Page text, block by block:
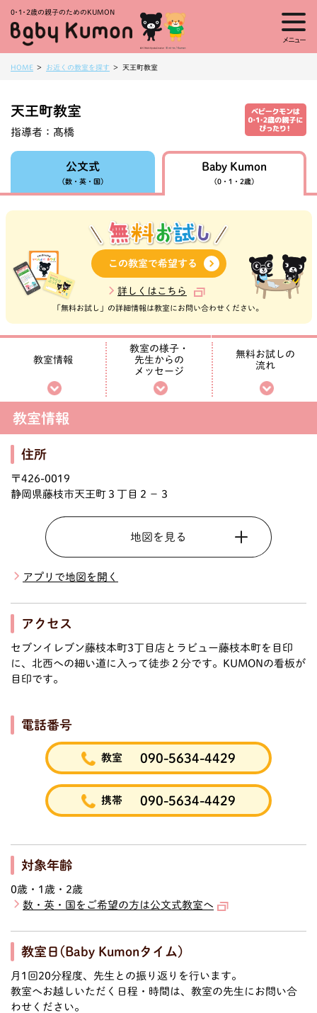
0・1・ 2歳の親子のためのKUMON
メニュー
HOME お近くの教室を探す 天王町教室
天王町教室
指導者： 髙橋
公文式
（数・英・国）
Baby Kumon
（0・1・2歳）
この教室で希望する
詳しくはこちら
「無料お試し」の詳細情報は教室にお問い合わせください。
教室情報
教室の様子・
先生からの
メッセージ
無料お試しの
流れ
教室情報
住所
〒426-0019
静岡県藤枝市天王町３丁目２－３
地図を見る
アプリで地図を開く
アクセス
セブンイレブン藤枝本町3丁目店とラビュー藤枝本町を目印
に、北西への細い道に入って徒歩２分です。KUMONの看板が
目印です。
電話番号
教室 090-5634-4429
携帯 090-5634-4429
対象年齢
0歳・1歳・2歳
数・英・国をご希望の方は公文式教室へ
教室日(Baby Kumonタイム)
月1回20分程度、先生との振り返りを行います。
教室へお越しいただく日程・時間は、教室の先生にお問い合
わせください。